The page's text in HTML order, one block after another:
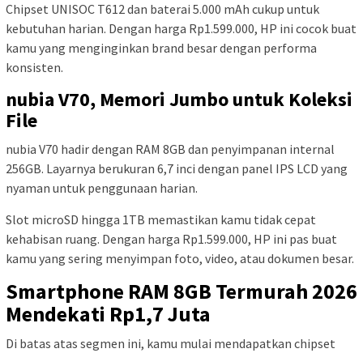
Chipset UNISOC T612 dan baterai 5.000 mAh cukup untuk
kebutuhan harian. Dengan harga Rp1.599.000, HP ini cocok buat
kamu yang menginginkan brand besar dengan performa
konsisten.
nubia V70, Memori Jumbo untuk Koleksi
File
nubia V70 hadir dengan RAM 8GB dan penyimpanan internal
256GB. Layarnya berukuran 6,7 inci dengan panel IPS LCD yang
nyaman untuk penggunaan harian.
Slot microSD hingga 1TB memastikan kamu tidak cepat
kehabisan ruang. Dengan harga Rp1.599.000, HP ini pas buat
kamu yang sering menyimpan foto, video, atau dokumen besar.
Smartphone RAM 8GB Termurah 2026
Mendekati Rp1,7 Juta
Di batas atas segmen ini, kamu mulai mendapatkan chipset